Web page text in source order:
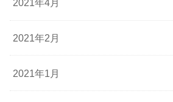
2021年4月
2021年2月
2021年1月